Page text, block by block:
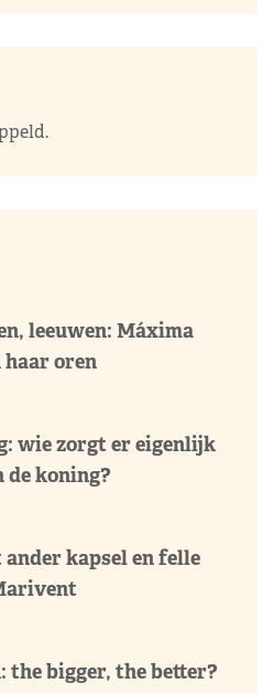
leeuwen: Máxima
haar oren
wie zorgt er eigenlijk
de koning?
kapsel en felle
the bigger, the better?